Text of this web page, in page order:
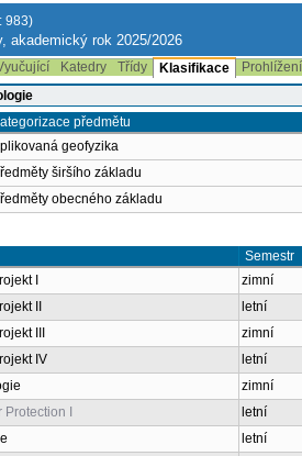
983)
akademický rok 2025/2026
Katedry Třídy Klasifikace
předmětu
geofyzika
širšího základu
obecného základu
Semestr
I
zimní
II
letní
III
zimní
IV
letní
zimní
I
letní
letní